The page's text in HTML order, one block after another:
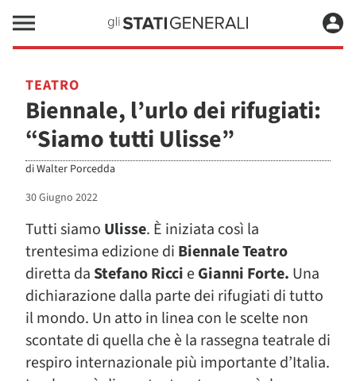
TEATRO
Biennale, l’urlo dei rifugiati:
“Siamo tutti Ulisse”
diWalter Porcedda
30 Giugno 2022
Tutti siamo Ulisse. È iniziata così la
trentesima edizione di Biennale Teatro
diretta da Stefano Ricci eGianni Forte. Una
dichiarazione dalla parte dei rifugiati di tutto
il mondo. Un atto in linea con le scelte non
scontate di quella che è la rassegna teatrale di
respiro internazionale più importante d’Italia.